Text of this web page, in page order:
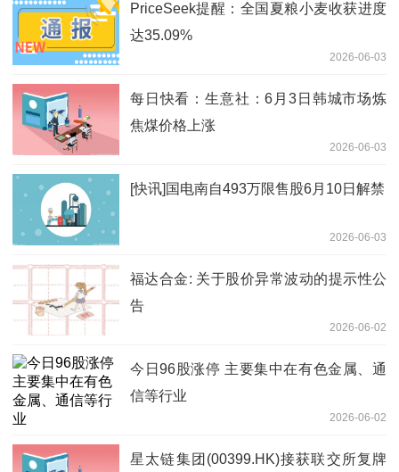
PriceSeek提醒：全国夏粮小麦收获进度
达35.09%
2026-06-03
每日快看：生意社：6月3日韩城市场炼
焦煤价格上涨
2026-06-03
[快讯]国电南自493万限售股6月10日解禁
2026-06-03
福达合金: 关于股价异常波动的提示性公
告
2026-06-02
今日96股涨停 主要集中在有色金属、通
信等行业
2026-06-02
星太链集团(00399.HK)接获联交所复牌